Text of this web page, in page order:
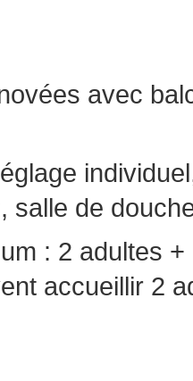
avec
salle de
: 2 adultes
accueillir 2